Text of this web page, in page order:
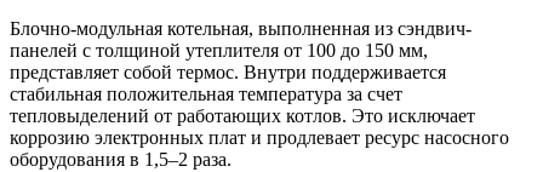
Блочно-модульная котельная, выполненная из сэндвич-
панелей с толщиной утеплителя от 100 до 150 мм,
представляет собой термос. Внутри поддерживается
стабильная положительная температура за счет
тепловыделений от работающих котлов. Это исключает
коррозию электронных плат и продлевает ресурс насосного
оборудования в 1,5–2 раза.